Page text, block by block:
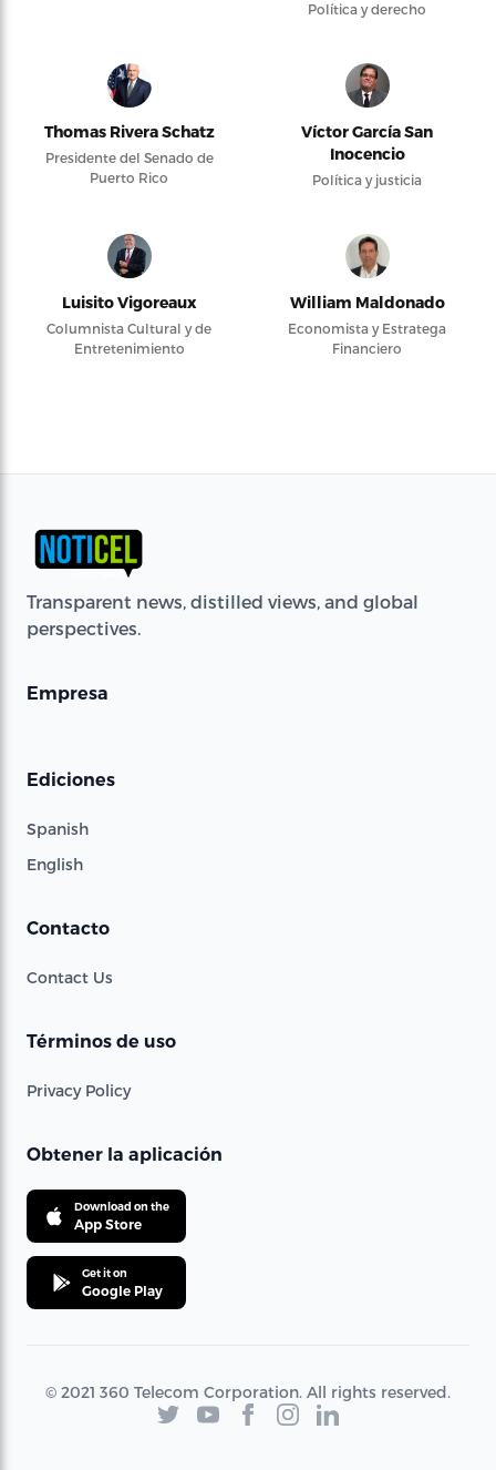
Política y derecho
Thomas Rivera Schatz
Presidente del Senado de
Puerto Rico
Víctor García San
Inocencio
Política y justicia
Luisito Vigoreaux
Columnista Cultural y de
Entretenimiento
William Maldonado
Economista y Estratega
Financiero
Transparent news, distilled views, and global
perspectives.
Empresa
Ediciones
Spanish
English
Contacto
Contact Us
Términos de uso
Privacy Policy
Obtener la aplicación
Download on the
App Store
Get it on
Google Play
© 2021 360 Telecom Corporation. All rights reserved.